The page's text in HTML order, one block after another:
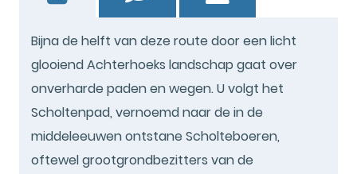
Bijna de helft van deze route door een licht
glooiend Achterhoeks landschap gaat over
onverharde paden en wegen. U volgt het
Scholtenpad, vernoemd naar de in de
middeleeuwen ontstane Scholteboeren,
oftewel grootgrondbezitters van de